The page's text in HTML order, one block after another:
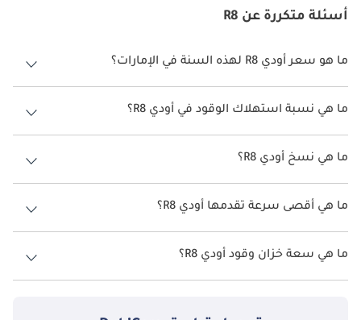
أسئلة متكررة عن R8
ما هو سعر أودي R8 لهذه السنة في الإمارات؟
أودي R8 لهذه السنة في الإمارات هو TBD.
ما هي نسبة استهلاك الوقود في أودي R8؟
اقترحت الشركة المصنعة أن تكون نسبة توفير استهلاك الوقود لسيارة أودي
R8 هو TBD.
ما هي نسخ أودي R8؟
نسخ أودي R8 هي .
ما هي أقصى سرعة تقدمها أودي R8؟
السرعة القصوى أودي R8 هي TBD.
ما هي سعة خزان وقود أودي R8؟
تبلغ سعة خزان الوقود في أودي R8 TBD.